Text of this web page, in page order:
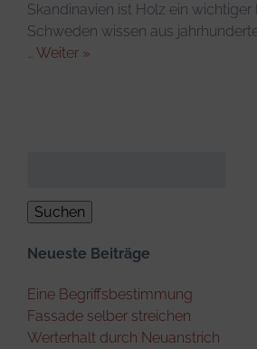
Skandinavien ist Holz ein
Schweden wissen aus
… Weiter »
Neueste Beiträge
Eine Begriffsbestimmung
Fassade selber streichen
Werterhalt durch Neuanstrich